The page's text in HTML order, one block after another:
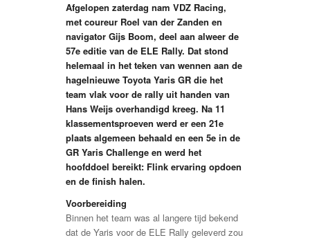
Afgelopen zaterdag nam VDZ Racing,
met coureur Roel van der Zanden en
navigator Gijs Boom, deel aan alweer de
57e editie van de ELE Rally. Dat stond
helemaal in het teken van wennen aan de
hagelnieuwe Toyota Yaris GR die het
team vlak voor de rally uit handen van
Hans Weijs overhandigd kreeg. Na 11
klassementsproeven werd er een 21e
plaats algemeen behaald en een 5e in de
GR Yaris Challenge en werd het
hoofddoel bereikt: Flink ervaring opdoen
en de finish halen.
Voorbereiding
Binnen het team was al langere tijd bekend
dat de Yaris voor de ELE Rally geleverd zou